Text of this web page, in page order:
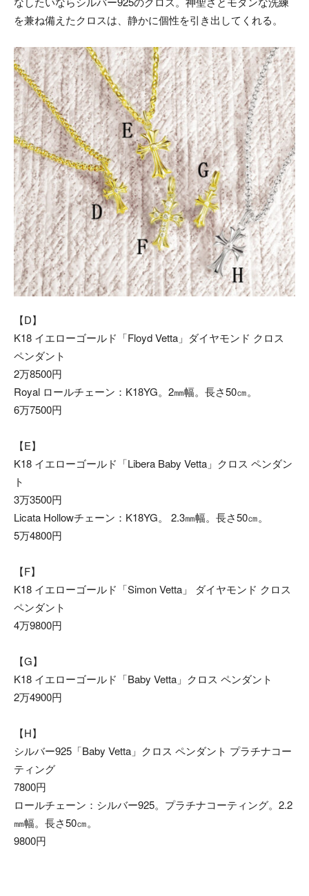
を兼ね備えたクロスは、静かに個性を引き出してくれる。
【D】
K18 イエローゴールド「Floyd Vetta」ダイヤモンド クロス
ペンダント
2万8500円
Royal ロールチェーン：K18YG。2㎜幅。長さ50㎝。
6万7500円
【E】
K18 イエローゴールド「Libera Baby Vetta」クロス ペンダン
ト
3万3500円
Licata Hollowチェーン：K18YG。 2.3㎜幅。長さ50㎝。
5万4800円
【F】
K18 イエローゴールド「Simon Vetta」 ダイヤモンド クロス
ペンダント
4万9800円
【G】
K18 イエローゴールド「Baby Vetta」クロス ペンダント
2万4900円
【H】
シルバー925「Baby Vetta」クロス ペンダント プラチナコー
ティング
7800円
ロールチェーン：シルバー925。プラチナコーティング。2.2
㎜幅。長さ50㎝。
9800円